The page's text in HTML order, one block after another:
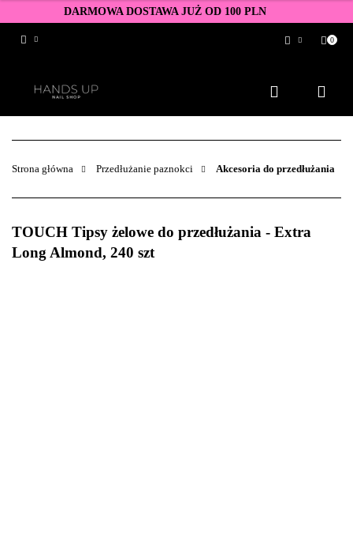
DARMOWA DOSTAWA JUŻ OD 100 PLN
Zarejestruj się
Dodaj zgłoszenie
Zgody cookies
0
Strona główna Przedłużanie paznokci Akcesoria do przedłużania
TOUCH Tipsy żelowe do przedłużania - Extra
Long Almond, 240 szt